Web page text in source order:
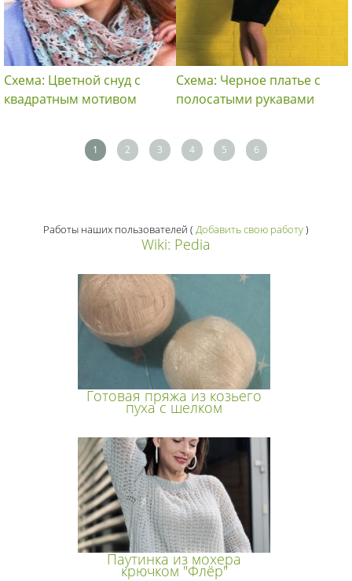
Схема: Цветной снуд с
квадратным мотивом
Схема: Черное платье с
полосатыми рукавами
1 2 3 4 5 6
Работы наших пользователей ( Добавить свою работу)
Wiki: Pedia
Готовая пряжа из козьего
пуха с шелком
Паутинка из мохера
крючком "Флёр"